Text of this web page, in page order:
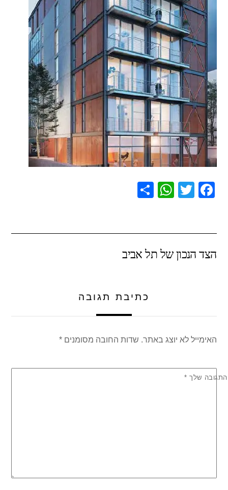
F
e
b
T
er
W
s
A
e
הצד הנכון של תל אביב
כתיבת תגובה
האימייל לא יוצג באתר. שדות החובה מסומנים*
התגובה שלך *